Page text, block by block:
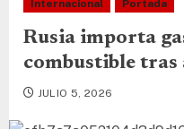
Internacional Portada
Rusia importa
combustible tras
JULIO 5, 2026